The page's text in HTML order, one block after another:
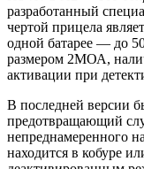
разработанный
чертой прицела
одной батарее — до
размером 2МОА,
активации при
В последней версии
предотвращающий
непреднамеренного
находится в кобуре